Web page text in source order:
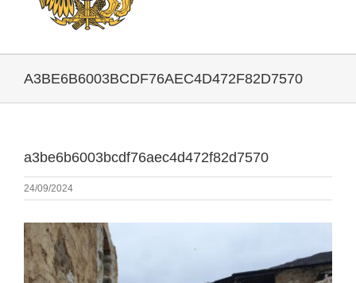
A3BE6B6003BCDF76AEC4D472F82D7570
a3be6b6003bcdf76aec4d472f82d7570
24/09/2024